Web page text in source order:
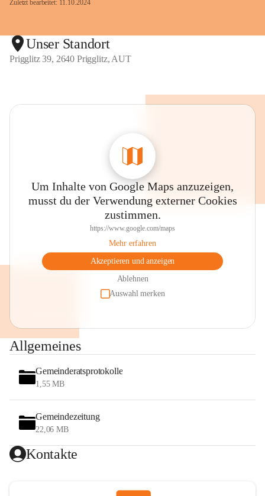
Zuletzt bearbeitet: 11.10.2024
Unser Standort
Prigglitz 39, 2640 Prigglitz, AUT
Um Inhalte von Google Maps anzuzeigen,
musst du der Verwendung externer Cookies
zustimmen.
https://www.google.com/maps
Mehr erfahren
Akzeptieren und anzeigen
Ablehnen
Auswahl merken
Allgemeines
Gemeinderatsprotokolle
1,55 MB
Gemeindezeitung
22,06 MB
Kontakte